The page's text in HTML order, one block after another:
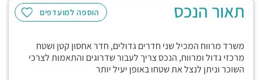
הוספה למועדפים תאור הנכס
משרד מרווח המכיל שני חדרים גדולים, חדר אחסון קטן ושטח
מרכזי גדול ומרווח, הנכס צריך לעבור שדרוגים והתאמות לצרכי
השוכר וניתן לנצל את שטחו באופן יעיל יותר